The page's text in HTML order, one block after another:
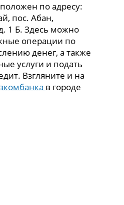
по адресу:
пос. Абан,
1 Б. Здесь можно
операции по
денег, а также
услуги и подать
Взгляните и на
в городе